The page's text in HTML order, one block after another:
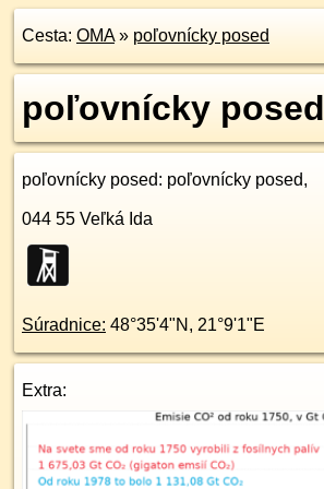
Cesta: OMA» poľovnícky posed
poľovnícky posed
poľovnícky posed: poľovnícky posed,
044 55 Veľká Ida
Súradnice: 48°35'4"N , 21°9'1"E
Extra: